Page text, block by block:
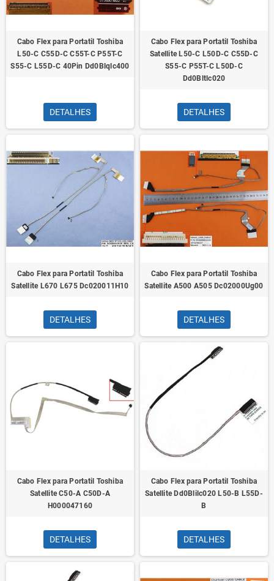
Cabo Flex para Portatil Toshiba
L50-C C55D-C C55T-C P55T-C
S55-C L55D-C 40Pin Dd0Blqlc400
DETALHES
Cabo Flex para Portatil Toshiba
Satellite L50-C L50D-C C55D-C
S55-C P55T-C L50D-C
Dd0Bltlc020
DETALHES
Cabo Flex para Portatil Toshiba
Satellite L670 L675 Dc020011H10
DETALHES
Cabo Flex para Portatil Toshiba
Satellite A500 A505 Dc02000Ug00
DETALHES
Cabo Flex para Portatil Toshiba
Satellite C50-A C50D-A
H000047160
DETALHES
Cabo Flex para Portatil Toshiba
Satellite Dd0Blilc020 L50-B L55D-
B
DETALHES